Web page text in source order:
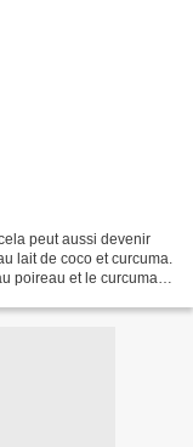
peut aussi devenir
lait de coco et curcuma.
poireau et le curcuma